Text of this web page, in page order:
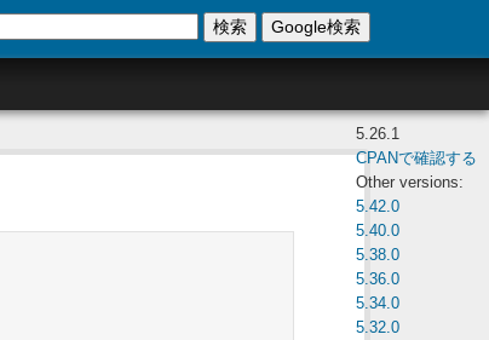
検索 Google検索
5.26.1
CPANで確認する
Other versions:
5.42.0
5.40.0
5.38.0
5.36.0
5.34.0
5.32.0